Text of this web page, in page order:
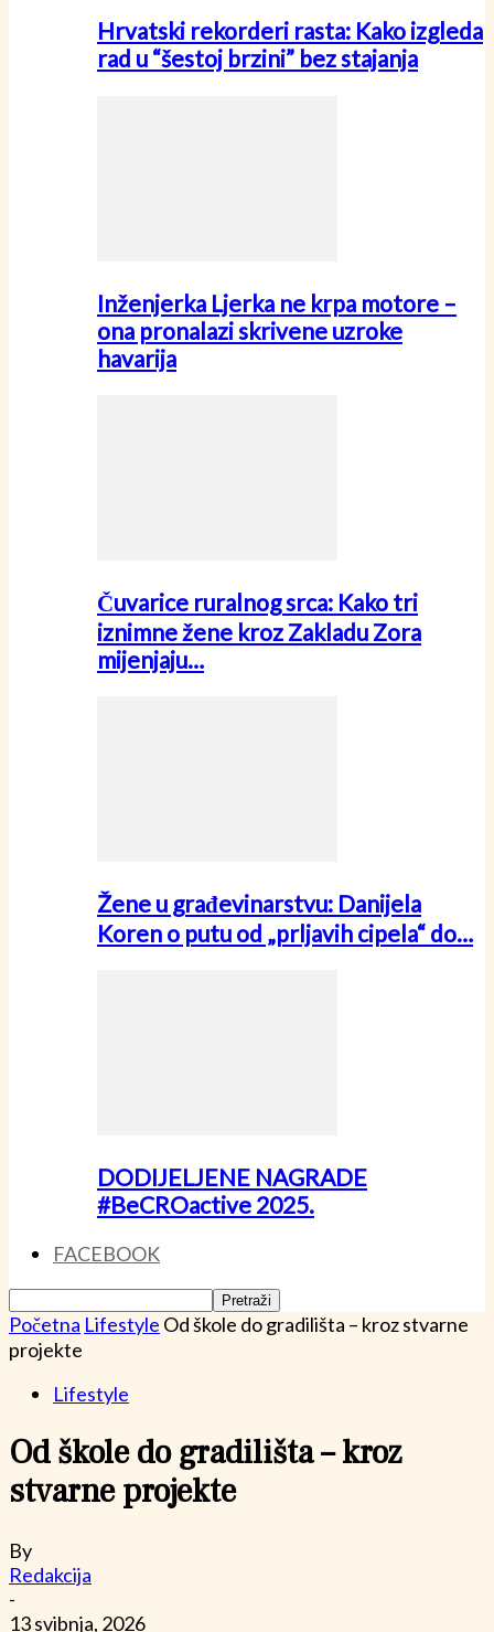
Hrvatski rekorderi rasta: Kako izgleda
rad u “šestoj brzini” bez stajanja
Inženjerka Ljerka ne krpa motore –
ona pronalazi skrivene uzroke
havarija
Čuvarice ruralnog srca: Kako tri
iznimne žene kroz Zakladu Zora
mijenjaju…
Žene u građevinarstvu: Danijela
Koren o putu od „prljavih cipela“ do…
DODIJELJENE NAGRADE
#BeCROactive 2025.
FACEBOOK
Početna Lifestyle Od škole do gradilišta – kroz stvarne
projekte
Lifestyle
Od škole do gradilišta – kroz
stvarne projekte
By
Redakcija
-
13 svibnja, 2026